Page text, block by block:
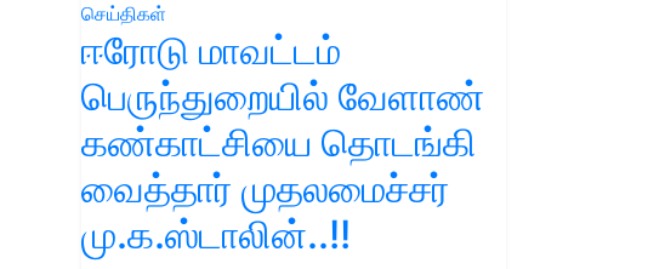
செய்திகள்
ஈரோடு மாவட்டம்
பெருந்துறையில் வேளாண்
கண்காட்சியை தொடங்கி
வைத்தார் முதலமைச்சர்
மு.க.ஸ்டாலின்..!!